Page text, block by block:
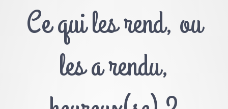
Ce qui les rend, ou
les a rendu,